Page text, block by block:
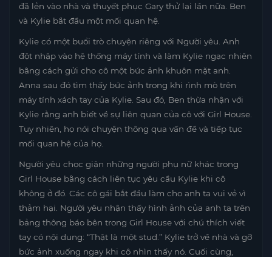
đã lẻn vào nhà và thuyết phục Gary thử lại lần nữa. Ben
và Kylie bắt đầu một mối quan hệ.
Kylie có một buổi trò chuyện riêng với Người yêu. Anh
đột nhập vào hệ thống máy tính và làm Kylie ngạc nhiên
bằng cách gửi cho cô một bức ảnh khuôn mặt anh.
Anna sau đó tìm thấy bức ảnh trong khi rình mò trên
máy tính xách tay của Kylie. Sau đó, Ben thừa nhận với
Kylie rằng anh biết về sự liên quan của cô với Girl House.
Tuy nhiên, họ nói chuyện thông qua vấn đề và tiếp tục
mối quan hệ của họ.
Người yêu chọc giận những người phụ nữ khác trong
Girl House bằng cách liên tục yêu cầu Kylie khi cô
không ở đó. Các cô gái bắt đầu làm cho anh ta vui vẻ vì
thảm hại. Người yêu nhận thấy hình ảnh của anh ta trên
bảng thông báo bên trong Girl House với chú thích viết
tay có nội dung: “Thật là một stud.” Kylie trở về nhà và gỡ
bức ảnh xuống ngay khi cô nhìn thấy nó. Cuối cùng,